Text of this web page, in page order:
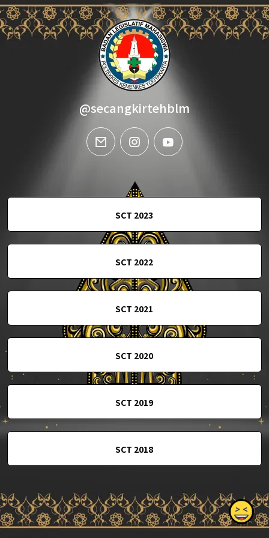
@secangkirtehblm
email instagramyoutube
SCT 2023
SCT 2022
SCT 2021
SCT 2020
SCT 2019
SCT 2018